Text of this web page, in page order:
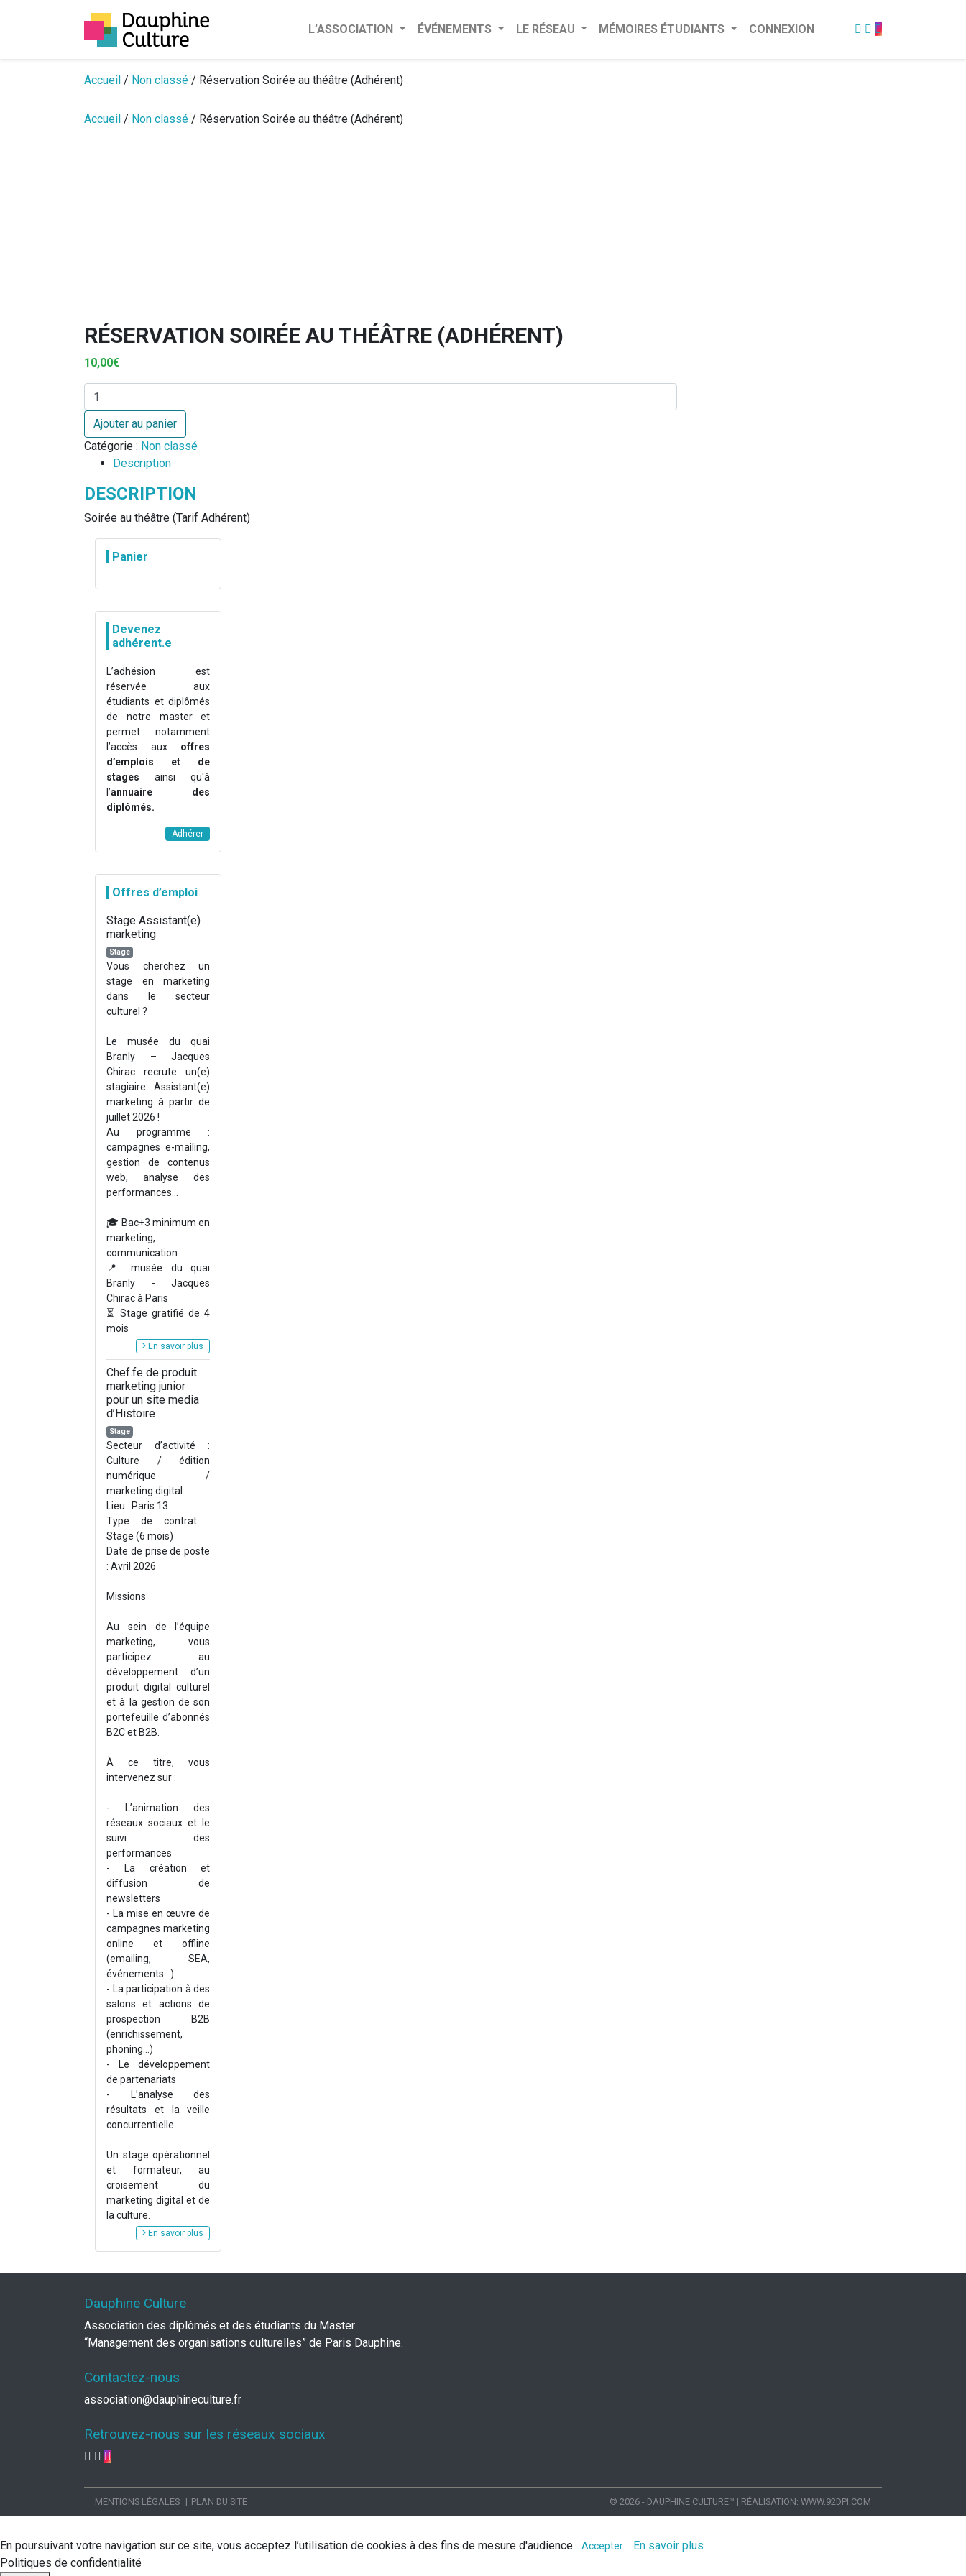
Passer au contenu
L’ASSOCIATION ÉVÉNEMENTS LE RÉSEAU MÉMOIRES ÉTUDIANTS CONNEXION
Accueil / Non classé / Réservation Soirée au théâtre (Adhérent)
Accueil / Non classé / Réservation Soirée au théâtre (Adhérent)
RÉSERVATION SOIRÉE AU THÉÂTRE (ADHÉRENT)
10,00€
quantité de Réservation Soirée au théâtre (Adhérent)
Ajouter au panier
Catégorie : Non classé
Description
DESCRIPTION
Soirée au théâtre (Tarif Adhérent)
Panier
Devenez
adhérent.e
L’adhésion est
réservée aux
étudiants et diplômés
de notre master et
permet notamment
l’accès aux offres
d’emplois et de
stages ainsi qu'à
l’annuaire des
diplômés.
Adhérer
Offres d’emploi
Stage Assistant(e)
marketing
Stage
Vous cherchez un
stage en marketing
dans le secteur
culturel ?
Le musée du quai
Branly – Jacques
Chirac recrute un(e)
stagiaire Assistant(e)
marketing à partir de
juillet 2026 !
Au programme :
campagnes e-mailing,
gestion de contenus
web, analyse des
performances...
🎓 Bac+3 minimum en
marketing,
communication
📍 musée du quai
Branly - Jacques
Chirac à Paris
⏳ Stage gratifié de 4
mois
En savoir plus
Chef.fe de produit
marketing junior
pour un site media
d’Histoire
Stage
Secteur d’activité :
Culture / édition
numérique /
marketing digital
Lieu : Paris 13
Type de contrat :
Stage (6 mois)
Date de prise de poste
: Avril 2026
Missions
Au sein de l’équipe
marketing, vous
participez au
développement d’un
produit digital culturel
et à la gestion de son
portefeuille d’abonnés
B2C et B2B.
À ce titre, vous
intervenez sur :
- L’animation des
réseaux sociaux et le
suivi des
performances
- La création et
diffusion de
newsletters
- La mise en œuvre de
campagnes marketing
online et offline
(emailing, SEA,
événements…)
- La participation à des
salons et actions de
prospection B2B
(enrichissement,
phoning...)
- Le développement
de partenariats
- L’analyse des
résultats et la veille
concurrentielle
Un stage opérationnel
et formateur, au
croisement du
marketing digital et de
la culture.
En savoir plus
Dauphine Culture
Association des diplômés et des étudiants du Master
“Management des organisations culturelles” de Paris Dauphine.
Contactez-nous
association@dauphineculture.fr
Retrouvez-nous sur les réseaux sociaux
MENTIONS LÉGALES PLAN DU SITE © 2026 - DAUPHINE CULTURE™ | RÉALISATION: WWW.92DPI.COM
En poursuivant votre navigation sur ce site, vous acceptez l’utilisation de cookies à des fins de mesure d'audience. Accepter
En savoir plus
Politiques de confidentialité